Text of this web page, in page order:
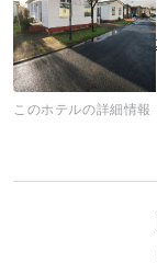
このホテルの詳細情報